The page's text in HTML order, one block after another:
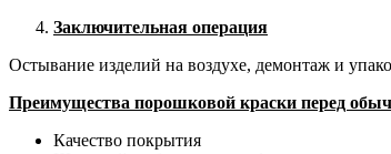
Заключительная операция
Остывание изделий на воздухе, демонтаж и
Преимущества порошковой краски перед
Качество покрытия